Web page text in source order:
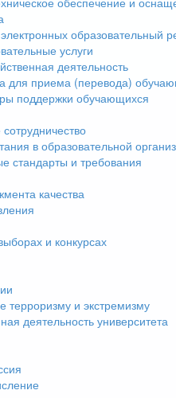
образовательный
услуги
деятельность
для приема (перевода)
поддержки обучающихся
в образовательной
стандарты и требования
качества
и конкурсах
терроризму и экстремизму
деятельность университета